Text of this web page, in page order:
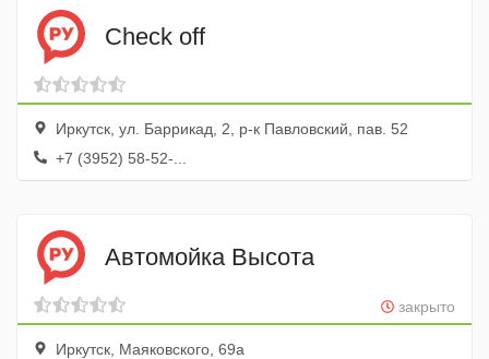
Check off
Иркутск, ул. Баррикад, 2, р-к Павловский, пав. 52
+7 (3952) 58-52-...
Автомойка Высота
закрыто
Иркутск, Маяковского, 69а